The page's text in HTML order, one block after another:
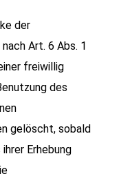
der
Art. 6 Abs. 1
freiwillig
des
gelöscht, sobald
Erhebung